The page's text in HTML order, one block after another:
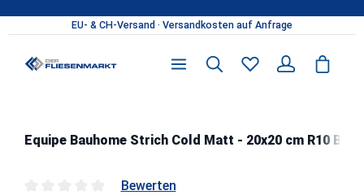
Zum Hauptinhalt springen
Equipe Bauhome Strich Cold Matt - 20x20 cm R10 B |
Bewerten